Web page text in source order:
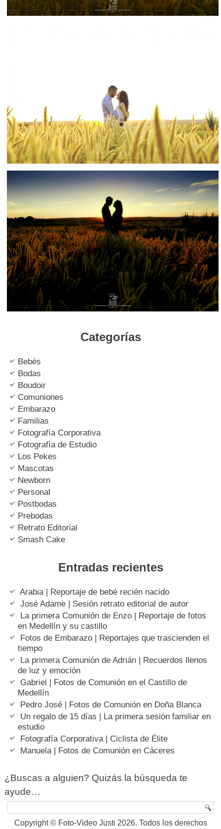
Categorías
Bebés
Bodas
Boudoir
Comuniones
Embarazo
Familias
Fotografía Corporativa
Fotografía de Estudio
Los Pekes
Mascotas
Newborn
Personal
Postbodas
Prebodas
Retrato Editorial
Smash Cake
Entradas recientes
Arabia | Reportaje de bebé recién nacido
José Adame | Sesión retrato editorial de autor
La primera Comunión de Enzo | Reportaje de fotos
en Medellín y su castillo
Fotos de Embarazo | Reportajes que trascienden el
tiempo
La primera Comunión de Adrián | Recuerdos llenos
de luz y emoción
Gabriel | Fotos de Comunión en el Castillo de
Medellín
Pedro José | Fotos de Comunión en Doña Blanca
Un regalo de 15 días | La primera sesión familiar en
estudio
Fotografía Corporativa | Ciclista de Élite
Manuela | Fotos de Comunión en Cáceres
¿Buscas a alguien? Quizás la búsqueda te
ayude…
Copyright © Foto-Video Justi 2026. Todos los derechos